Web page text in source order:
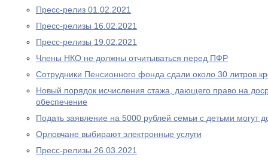
Пресс-релиз 01.02.2021
Пресс-релизы 16.02.2021
Пресс-релизы 19.02.2021
Члены НКО не должны отчитываться перед ПФР
Сотрудники Пенсионного фонда сдали около 30 литров
Новый порядок исчисления стажа, дающего право на
обеспечение
Подать заявление на 5000 рублей семьи с детьми могут
Орловчане выбирают электронные услуги
Пресс-релизы 26.03.2021